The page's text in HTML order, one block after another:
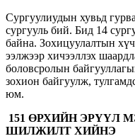
Сургуулиудын хувьд
сургууль бий. Бид 14
байна. Зохицуулалтын
ээлжээр хичээллэх
боловсролын
зохион байгуулж,
юм.
151 ӨРХИЙН ЭРҮҮЛ
ШИЛЖИЛТ ХИЙНЭ